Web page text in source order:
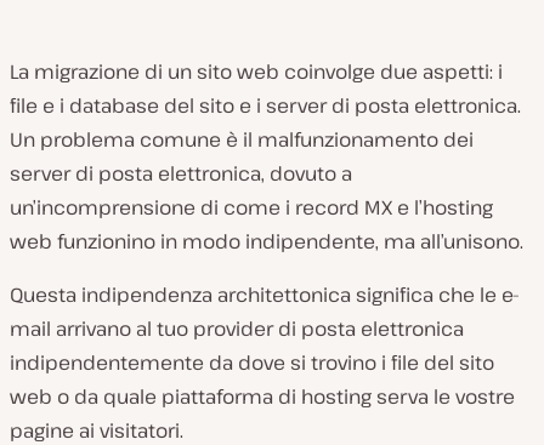
La migrazione di un sito web coinvolge due aspetti: i
file e i database del sito e i server di posta elettronica.
Un problema comune è il malfunzionamento dei
server di posta elettronica, dovuto a
un’incomprensione di come i record MX e l’hosting
web funzionino in modo indipendente, ma all’unisono.
Questa indipendenza architettonica significa che le e-
mail arrivano al tuo provider di posta elettronica
indipendentemente da dove si trovino i file del sito
web o da quale piattaforma di hosting serva le vostre
pagine ai visitatori.